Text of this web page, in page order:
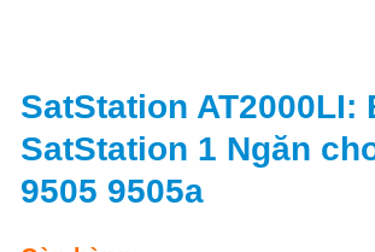
SatStation AT2000LI:
SatStation 1 Ngăn
9505 9505a